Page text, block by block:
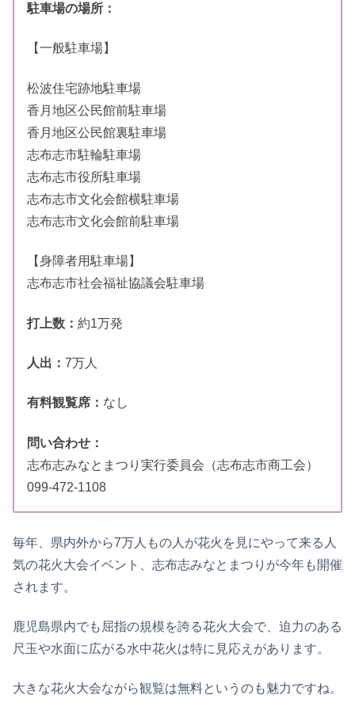
駐車場の場所：
【一般駐車場】
松波住宅跡地駐車場
香月地区公民館前駐車場
香月地区公民館裏駐車場
志布志市駐輪駐車場
志布志市役所駐車場
志布志市文化会館横駐車場
志布志市文化会館前駐車場
【身障者用駐車場】
志布志市社会福祉協議会駐車場
打上数： 約1万発
人出： 7万人
有料観覧席： なし
問い合わせ：
志布志みなとまつり実行委員会（志布志市商工会）
099-472-1108
毎年、県内外から7万人もの人が花火を見にやって来る人
気の花火大会イベント、志布志みなとまつりが今年も開催
されます。
鹿児島県内でも屈指の規模を誇る花火大会で、迫力のある
尺玉や水面に広がる水中花火は特に見応えがあります。
大きな花火大会ながら観覧は無料というのも魅力ですね。